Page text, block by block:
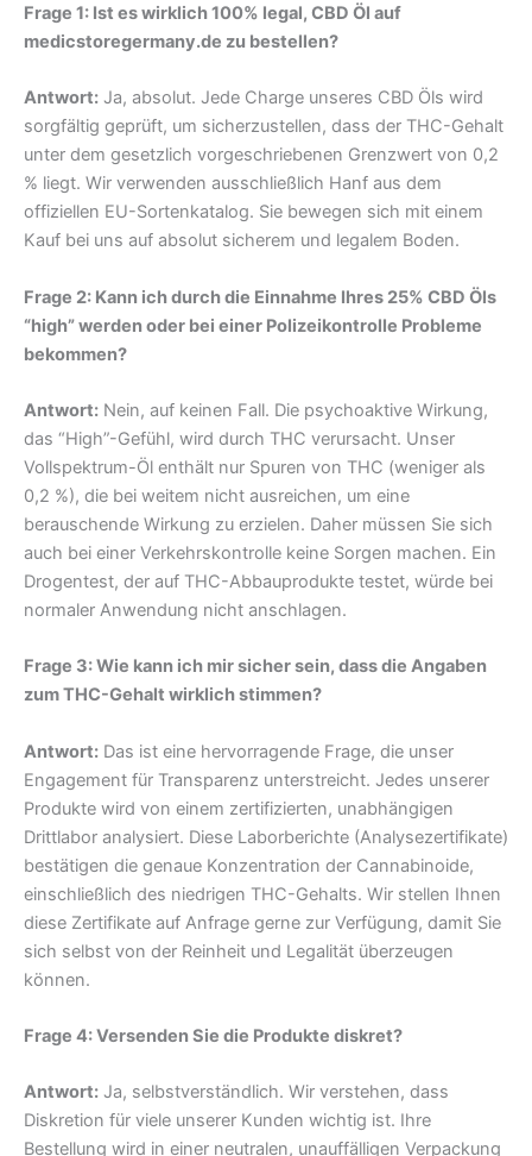
Frage 1: Ist es wirklich 100% legal, CBD Öl auf
medicstoregermany.de zu bestellen?
Antwort: Ja, absolut. Jede Charge unseres CBD Öls wird
sorgfältig geprüft, um sicherzustellen, dass der THC-Gehalt
unter dem gesetzlich vorgeschriebenen Grenzwert von 0,2
% liegt. Wir verwenden ausschließlich Hanf aus dem
offiziellen EU-Sortenkatalog. Sie bewegen sich mit einem
Kauf bei uns auf absolut sicherem und legalem Boden.
Frage 2: Kann ich durch die Einnahme Ihres 25% CBD Öls
“high” werden oder bei einer Polizeikontrolle Probleme
bekommen?
Antwort: Nein, auf keinen Fall. Die psychoaktive Wirkung,
das “High”-Gefühl, wird durch THC verursacht. Unser
Vollspektrum-Öl enthält nur Spuren von THC (weniger als
0,2 %), die bei weitem nicht ausreichen, um eine
berauschende Wirkung zu erzielen. Daher müssen Sie sich
auch bei einer Verkehrskontrolle keine Sorgen machen. Ein
Drogentest, der auf THC-Abbauprodukte testet, würde bei
normaler Anwendung nicht anschlagen.
Frage 3: Wie kann ich mir sicher sein, dass die Angaben
zum THC-Gehalt wirklich stimmen?
Antwort: Das ist eine hervorragende Frage, die unser
Engagement für Transparenz unterstreicht. Jedes unserer
Produkte wird von einem zertifizierten, unabhängigen
Drittlabor analysiert. Diese Laborberichte (Analysezertifikate)
bestätigen die genaue Konzentration der Cannabinoide,
einschließlich des niedrigen THC-Gehalts. Wir stellen Ihnen
diese Zertifikate auf Anfrage gerne zur Verfügung, damit Sie
sich selbst von der Reinheit und Legalität überzeugen
können.
Frage 4: Versenden Sie die Produkte diskret?
Antwort: Ja, selbstverständlich. Wir verstehen, dass
Diskretion für viele unserer Kunden wichtig ist. Ihre
Bestellung wird in einer neutralen, unauffälligen Verpackung